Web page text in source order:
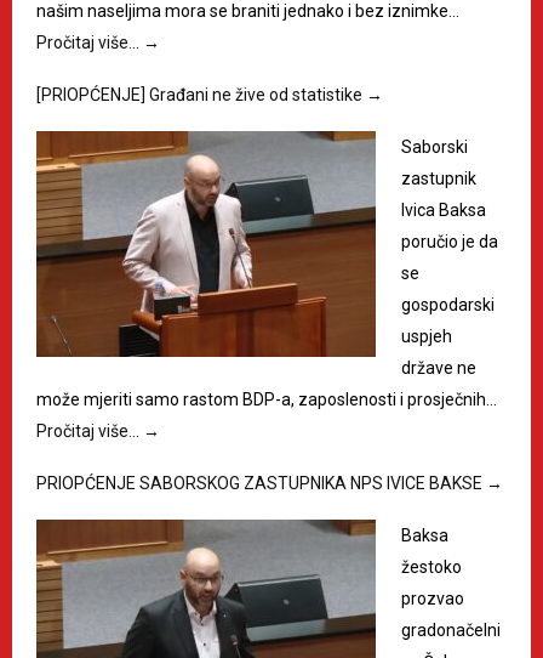
našim naseljima mora se braniti jednako i bez iznimke…
Pročitaj više… →
[PRIOPĆENJE] Građani ne žive od statistike →
Saborski
zastupnik
Ivica Baksa
poručio je da
se
gospodarski
uspjeh
države ne
može mjeriti samo rastom BDP-a, zaposlenosti i prosječnih…
Pročitaj više… →
PRIOPĆENJE SABORSKOG ZASTUPNIKA NPS IVICE BAKSE →
Baksa
žestoko
prozvao
gradonačelni